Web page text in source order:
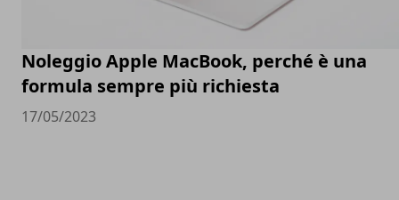
Noleggio Apple MacBook, perché è una
formula sempre più richiesta
17/05/2023